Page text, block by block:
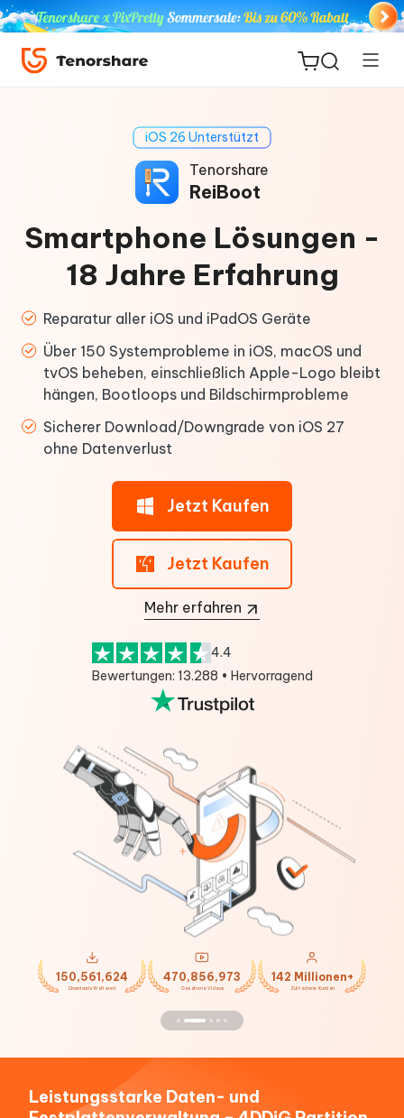
PDNob
PDF
Editor
Neu
iAnyGo
iOS 26 Unterstützt
Tenorshare
ReiBoot
Smartphone Lösungen -
18 Jahre Erfahrung
Reparatur aller iOS und iPadOS Geräte
Über 150 Systemprobleme in iOS, macOS und
tvOS beheben, einschließlich Apple-Logo bleibt
hängen, Bootloops und Bildschirmprobleme
Sicherer Download/Downgrade von iOS 27
ohne Datenverlust
Jetzt Kaufen
Jetzt Kaufen
Mehr erfahren
4.4
Bewertungen: 13.288 • Hervorragend
150,561,624
Downloads Weltweit
470,856,973
Gesehene Videos
142 Millionen+
Zufriedene Kunden
Leistungsstarke Daten- und